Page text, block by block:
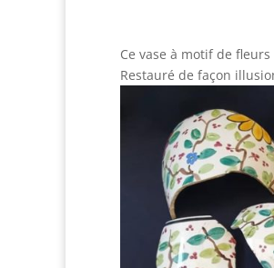
Ce vase à motif de
Restauré de façon